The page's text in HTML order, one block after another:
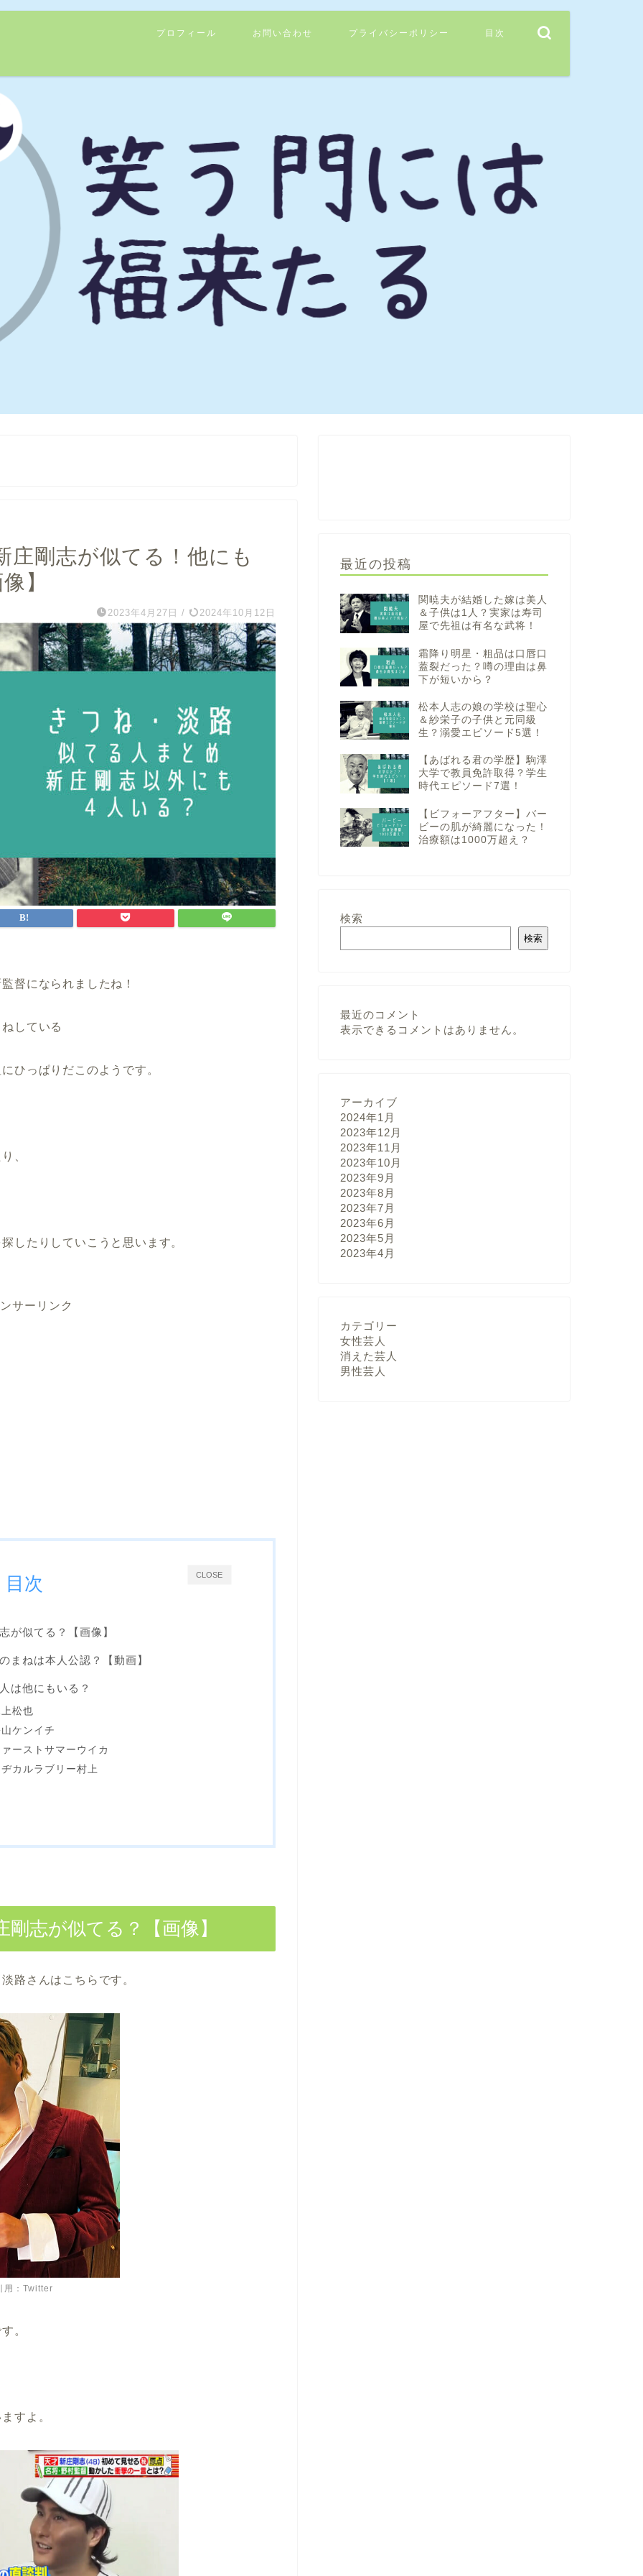
プロフィール お問い合わせ プライバシーポリシー 目次
庄剛志が似てる！他にも
】
2023年4月27日 / 2024年10月12日
督になられましたね！
している
ひっぱりだこのようです。
、
したりしていこうと思います。
サーリンク
CLOSE
目次
が似てる？【画像】
まねは本人公認？【動画】
は他にもいる？
松也
ケンイチ
ーストサマーウイカ
カルラブリー村上
志が似てる？【画像】
路さんはこちらです。
用：Twitter
。
すよ。
最近の投稿
関暁夫が結婚した嫁は美人
＆子供は1人？実家は寿司
屋で先祖は有名な武将！
霜降り明星・粗品は口唇口
蓋裂だった？噂の理由は鼻
下が短いから？
松本人志の娘の学校は聖心
＆紗栄子の子供と元同級
生？溺愛エピソード5選！
【あばれる君の学歴】駒澤
大学で教員免許取得？学生
時代エピソード7選！
【ビフォーアフター】バー
ビーの肌が綺麗になった！
治療額は1000万超え？
検索
検索
最近のコメント
表示できるコメントはありません。
アーカイブ
2024年1月
2023年12月
2023年11月
2023年10月
2023年9月
2023年8月
2023年7月
2023年6月
2023年5月
2023年4月
カテゴリー
女性芸人
消えた芸人
男性芸人